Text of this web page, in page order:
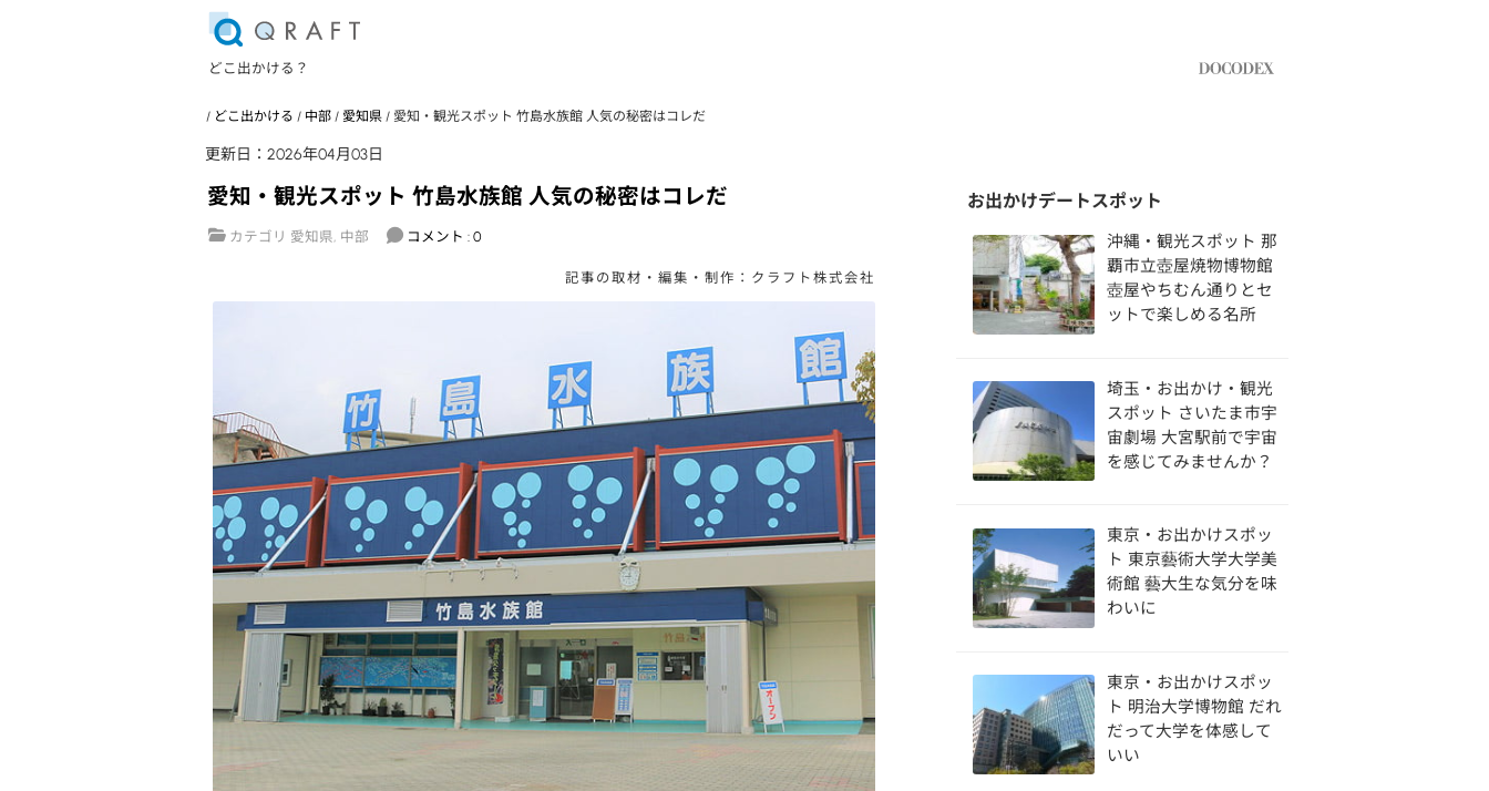
どこ出かける？
/ どこ出かける / 中部 / 愛知県 / 愛知・観光スポット 竹島水族館 人気の秘密はコレだ
更新日：2026年04月03日
愛知・観光スポット 竹島水族館 人気の秘密はコレだ
カテゴリ 愛知県, 中部 コメント : 0
記事の取材・編集・制作：クラフト株式会社
お出かけデートスポット
沖縄・観光スポット 那
覇市立壺屋焼物博物館
壺屋やちむん通りとセ
ットで楽しめる名所
埼玉・お出かけ・観光
スポット さいたま市宇
宙劇場 大宮駅前で宇宙
を感じてみませんか？
東京・お出かけスポッ
ト 東京藝術大学大学美
術館 藝大生な気分を味
わいに
東京・お出かけスポッ
ト 明治大学博物館 だれ
だって大学を体感して
いい